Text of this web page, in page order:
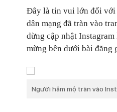
Đây là tin vui lớn đối với
dân mạng đã tràn vào
dừng cập nhật
mừng bên dưới bài đăng
Người hâm mộ tràn vào